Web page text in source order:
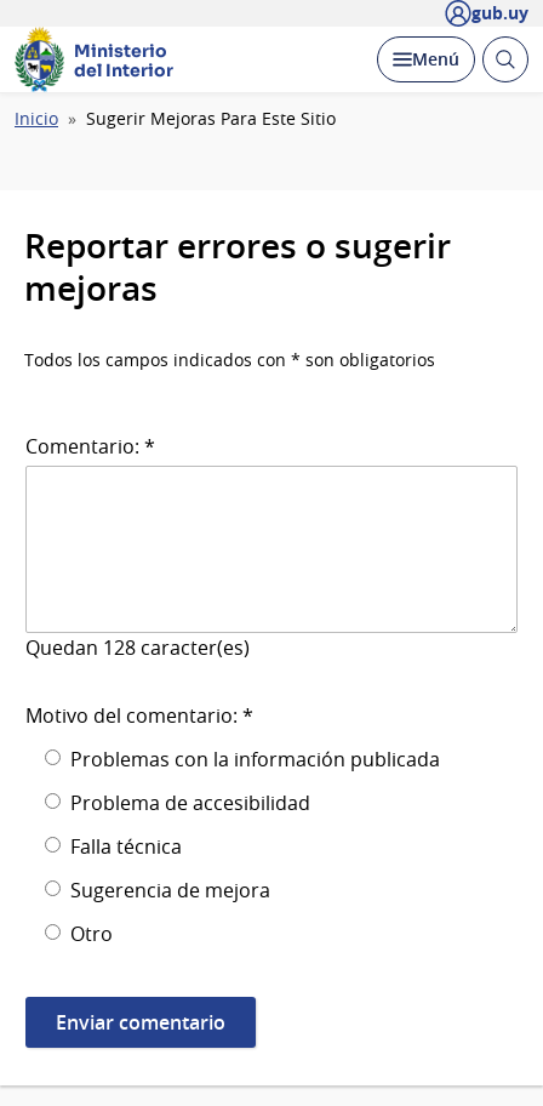
gub.uy
Ministerio
del Interior
Desplegar
Menú Abrir
Ruta
Inicio Sugerir Mejoras Para Este Sitio
Reportar errores o sugerir
mejoras
Todos los campos indicados con * son obligatorios
Comentario: *
Quedan 128 caracter(es)
Motivo del comentario: *
Problemas con la información publicada
Problema de accesibilidad
Falla técnica
Sugerencia de mejora
Otro